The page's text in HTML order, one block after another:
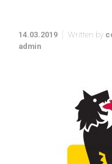
14.03.2019 Written by
admin